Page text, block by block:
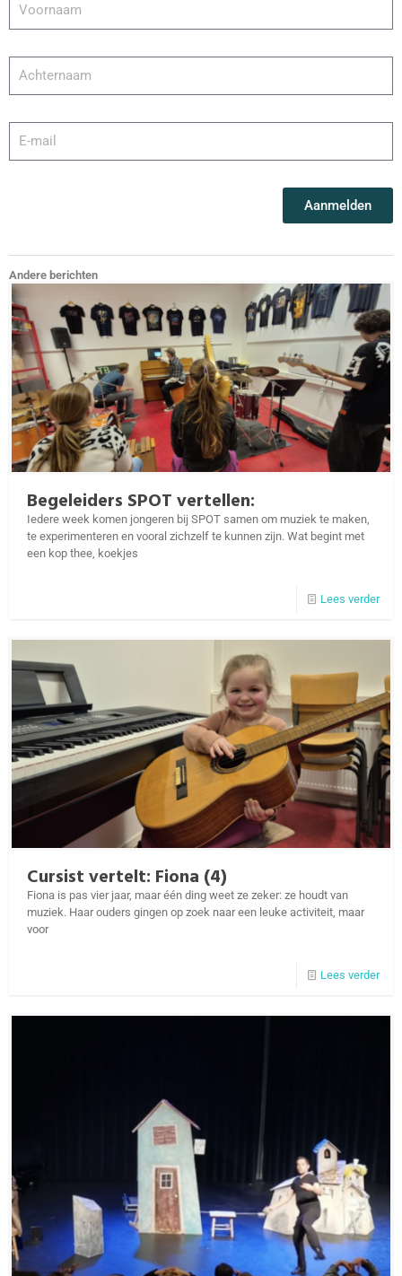
Aanmelden
Andere berichten
Begeleiders SPOT vertellen:
Iedere week komen jongeren bij SPOT samen om muziek te maken,
te experimenteren en vooral zichzelf te kunnen zijn. Wat begint met
een kop thee, koekjes
Lees verder
Cursist vertelt: Fiona (4)
Fiona is pas vier jaar, maar één ding weet ze zeker: ze houdt van
muziek. Haar ouders gingen op zoek naar een leuke activiteit, maar
voor
Lees verder